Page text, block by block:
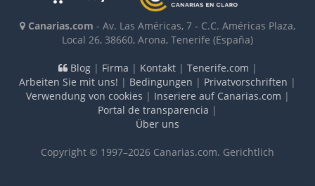
Canarias.com - Av. Las Américas, 7 - C.C. Américas Plaza,
Local 26, 38660, Arona, Tenerife (España)
Blog| Firma | Kontakt| Tenerife.com |
Arbeiten Sie mit uns! | Bedingungen | Privatvorschriften |
Verwendung von cookies | Inseriere auf Canarias.com |
Portal de transparencia |
Über uns
Copyright © 1997–2026 Canarias.com. Gerichtlich